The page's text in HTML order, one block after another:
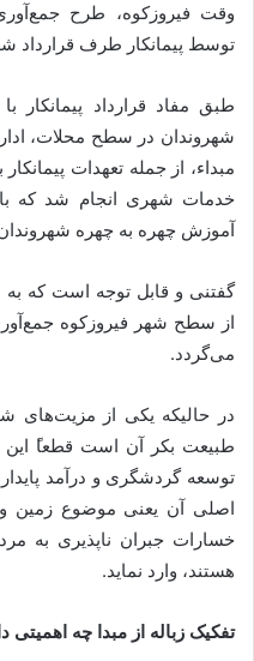
وقت فیروزکوه، طرح
توسط پیمانکار طرف قرارداد
طبق مفاد قرارداد
شهروندان در سطح محلات،
مبداء، از جمله تعهدات
خدمات شهری انجام شد که با
آموزش چهره به چهره
از سطح شهر فیروزکوه
می‌گردد.
در حالیکه یکی از مزیت‌های
طبیعت بکر آن است قطعا‍ً این
توسعه گردشگری و درآمد
اصلی آن یعنی موضوع زمین
خسارات جبران ناپذیری به
هستند، وارد نماید.
تفکیک زباله از مبدا چه اهمیتی